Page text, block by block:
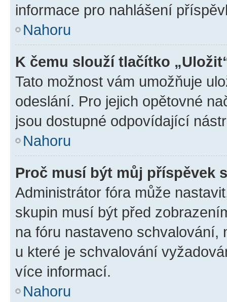
informace pro nahlášení
Nahoru
K čemu slouží tlačítko
Tato možnost vám umožňuje
odeslání. Pro jejich opětovné
jsou dostupné odpovídající
Nahoru
Proč musí být můj příspěvek
Administrátor fóra může
skupin musí být před
na fóru nastaveno schvalování,
u které je schvalování
více informací.
Nahoru